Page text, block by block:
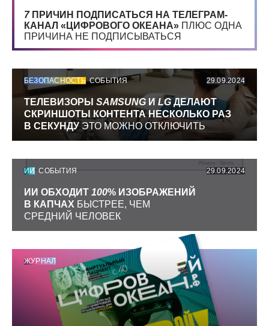
7 ПРИЧИН ПОДПИСАТЬСЯ НА ТЕЛЕГРАМ-
КАНАЛ «ЦИФРОВОГО ОКЕАНА» ПЛЮС ОДНА
ПРИЧИНА НЕ ПОДПИСЫВАТЬСЯ
БЕЗОПАСНОСТЬ СОБЫТИЯ 29.09.2024
ТЕЛЕВИЗОРЫ SAMSUNG И LGДЕЛАЮТ
СКРИНШОТЫ КОНТЕНТА НЕСКОЛЬКО РАЗ
В СЕКУНДУЭТО МОЖНО ОТКЛЮЧИТЬ
ИИ СОБЫТИЯ 29.09.2024
ИИ ОБХОДИТ 100% ИЗОБРАЖЕНИЙ
В КАПЧАХ БЫСТРЕЕ, ЧЕМ
СРЕДНИЙ ЧЕЛОВЕК
ЖУРНАЛ